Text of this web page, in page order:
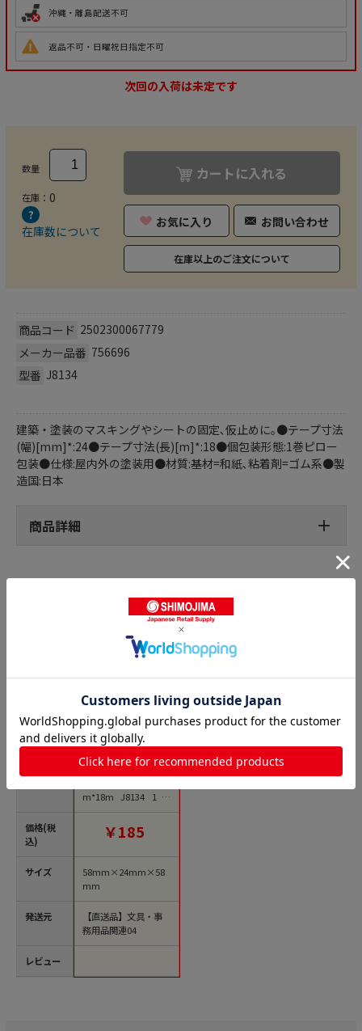
沖縄・離島配送不可
返品不可・日曜祝日指定不可
次回の入荷は未定です
数量
在庫： 0
在庫数について
カートに入れる
お気に入り お問い合わせ
在庫以上のご注文について
商品コード 2502300067779
メーカー品番 756696
型番 J8134
建築・塗装のマスキングやシートの固定､仮止めに｡●テープ寸法
(幅)[mm]*:24●テープ寸法(長)[m]*:18●個包装形態:1巻ピロー
包装●仕様:屋内外の塗装用●材質:基材=和紙､粘着剤=ゴム系●製
造国:日本
商品詳細
紙粘着テープの人気商品との比較
価格(税
込)
サイズ
発送元
レビュー
ニトムズ 建築塗装マ
m*18m J8134 1個
（ご注文単位1個）
【直送品】￥185
58mm×24mm×58
mm
【直送品】文具・事
務用品関連04